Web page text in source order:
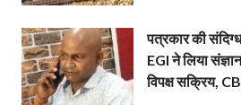
पत्रकार की
EGI ने लिया
विपक्ष सक्रिय,